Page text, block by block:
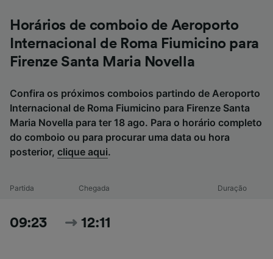
Horários de comboio de Aeroporto
Internacional de Roma Fiumicino para
Firenze Santa Maria Novella
Confira os próximos comboios partindo de Aeroporto
Internacional de Roma Fiumicino para Firenze Santa
Maria Novella para ter 18 ago. Para o horário completo
do comboio ou para procurar uma data ou hora
posterior, clique aqui.
Partida Chegada Duração
09:23 12:11